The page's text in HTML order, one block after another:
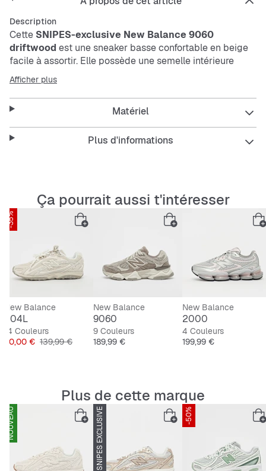
Description
Cette SNIPES-exclusive New Balance 9060
driftwood est une sneaker basse confortable en beige
facile à assortir. Elle possède une semelle intérieure
respirante avec un rembourrage et des propriétés
amortissantes. La semelle extérieure est durable,
antidérapante et résistante à l’abrasion. La tige est
composée d’un mélange robuste de
suède.
Semelle intérieure respirante et rembourrée
Amorti absorbant les chocs pour plus de confort
Semelle extérieure antidérapante et durable
Mélange de matériaux pour la robustesse
Fermeture à lacets pour un maintien sûr
Afficher plus
Matériel
Plus d'informations
Ça pourrait aussi t'intéresser
-35%
New Balance
204L
14 Couleurs
Prix
90,00 € Prix original
139,99 €
New Balance
9060
9 Couleurs
Prix
189,99 €
New Balance
2000
4 Couleurs
Prix
199,99 €
Plus de cette marque
NOUVEAU SNIPES EXCLUSIVE -50%